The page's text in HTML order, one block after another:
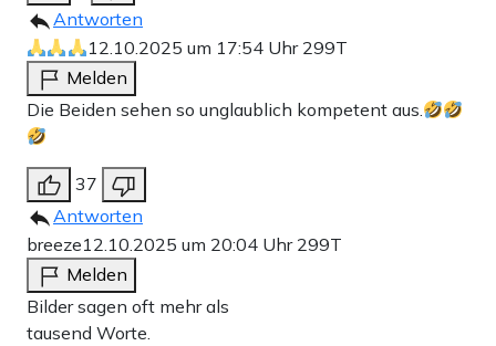
Antworten
12.10.2025 um 17:54 Uhr 299T
Melden
Die Beiden sehen so unglaublich kompetent aus.
37
Antworten
breeze12.10.2025 um 20:04 Uhr 299T
Melden
Bilder sagen oft mehr als
tausend Worte.